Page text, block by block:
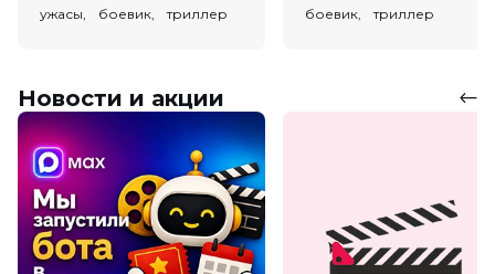
ужасы, боевик, триллер боевик, триллер
Новости и акции